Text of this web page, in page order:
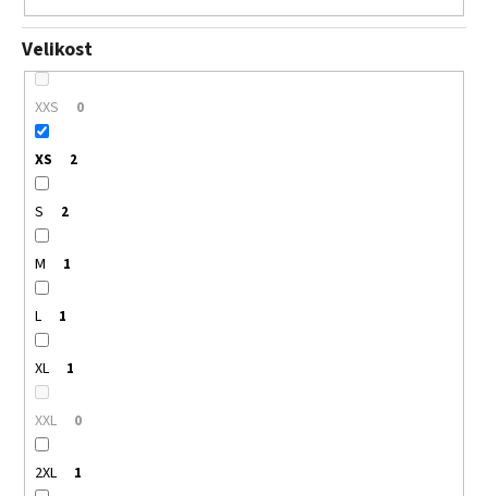
Velikost
XXS 0
XS 2
S 2
M 1
L 1
XL 1
XXL 0
2XL 1